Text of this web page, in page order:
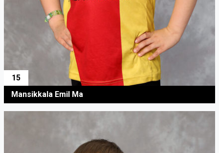
15
Mansikkala Emil Ma